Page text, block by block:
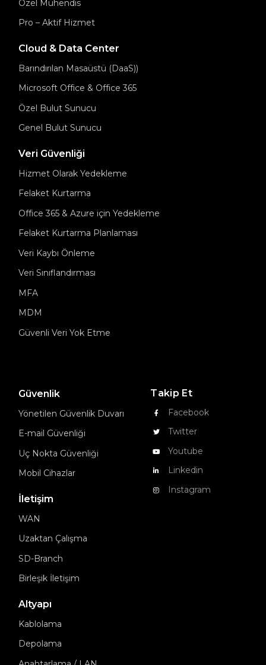
Özel Mühendis
Pro – Aktif Hizmet
Cloud & Data Center
Barındırılan Masaüstü (DaaS))
Microsoft Office & Office 365
Özel Bulut Sunucu
Genel Bulut Sunucu
Veri Güvenliği
Hizmet Olarak Yedekleme
Felaket Kurtarma
Office 365 & Azure için Yedekleme
Felaket Kurtarma Planlaması
Veri Kaybı Önleme
Veri Sınıflandırması
MFA
MDM
Güvenli Veri Yok Etme
Güvenlik
Yönetilen Güvenlik Duvarı
E-mail Güvenliği
Uç Nokta Güvenliği
Mobil Cihazlar
İletişim
WAN
Uzaktan Çalışma
SD-Branch
Birleşik İletişim
Altyapı
Kablolama
Depolama
Takip Et
Facebook
Twitter
Youtube
Linkedin
Instagram